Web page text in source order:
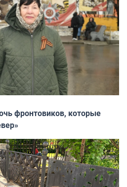
фронтовиков, которые